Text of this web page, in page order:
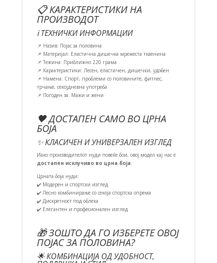
📋 КАРАКТЕРИСТИКИ НА
ПРОИЗВОДОТ
ℹ️ ТЕХНИЧКИ ИНФОРМАЦИИ
📌 Назив: Појас за половина
📌 Материјал: Еластична дишечка мрежеста ткаенина
📌 Тежина: Приближно 220 грама
📌 Карактеристики: Лесен, еластичен, дишечки, удобен
📌 Намена: Спорт, проблеми со половините, фитнес,
трчање, секојдневна употреба
📌 Погоден за: Мажи и жени
🖤 ДОСТАПЕН САМО ВО ЦРНА
БОЈА
✨ КЛАСИЧЕН И УНИВЕРЗАЛЕН ИЗГЛЕД
Иако производителот нуди повеќе бои, овој модел кај нас е
достапен исклучиво во црна боја.
Црната боја нуди:
✔️ Модерен и спортски изглед
✔️ Лесно комбинирање со секоја спортска опрема
✔️ Дискретност под облека
✔️ Елегантен и професионален изглед
🎁 ЗОШТО ДА ГО ИЗБЕРЕТЕ ОВОЈ
ПОЈАС ЗА ПОЛОВИНА?
🌟 КОМБИНАЦИЈА ОД УДОБНОСТ,